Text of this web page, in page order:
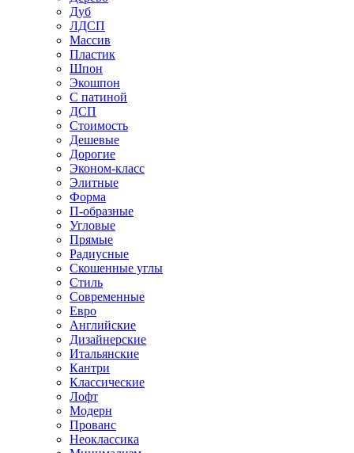
Дуб
ЛДСП
Массив
Пластик
Шпон
Экошпон
С патиной
ДСП
Стоимость
Дешевые
Дорогие
Эконом-класс
Элитные
Форма
П-образные
Угловые
Прямые
Радиусные
Скошенные углы
Стиль
Современные
Евро
Английские
Дизайнерские
Итальянские
Кантри
Классические
Лофт
Модерн
Прованс
Неоклассика